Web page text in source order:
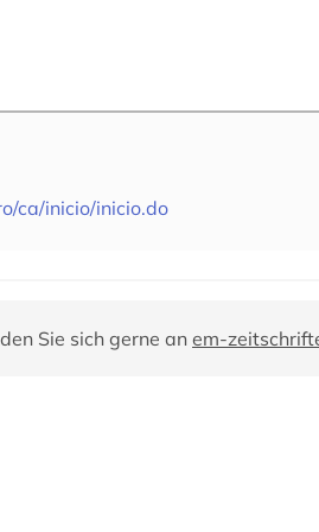
ca/inicio/inicio.do
Sie sich gerne an em-